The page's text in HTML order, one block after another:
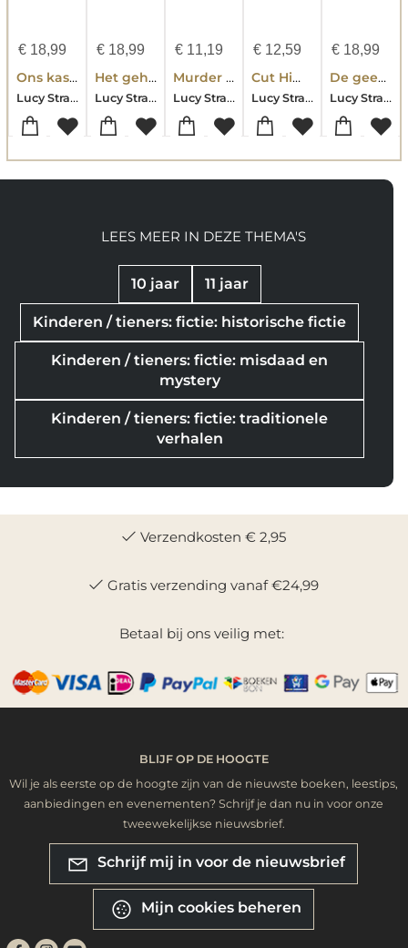
€18,99
Ons kasteel aan zee
Lucy Strange
€18,99
Het geheim van het Nachtegaalbos
Lucy Strange
€ 11,19
Murder On A Midsummer Night
Lucy Strange
€ 12,59
Cut Him Out In Little Stars
Lucy Strange
€ 18,99
De geest en het meisje
Lucy Strange
10 jaar 11 jaar
Kinderen / tieners: fictie: historische fictie
Kinderen / tieners: fictie: misdaad en
mystery
Kinderen / tieners: fictie: traditionele
verhalen
LEES MEER IN DEZE THEMA'S
Verzendkosten € 2,95
Gratis verzending vanaf €24,99
Betaal bij ons veilig met:
BLIJF OP DE HOOGTE
Wil je als eerste op de hoogte zijn van de nieuwste boeken, leestips,
aanbiedingen en evenementen? Schrijf je dan nu in voor onze
tweewekelijkse nieuwsbrief.
Schrijf mij in voor de nieuwsbrief
Mijn cookies beheren